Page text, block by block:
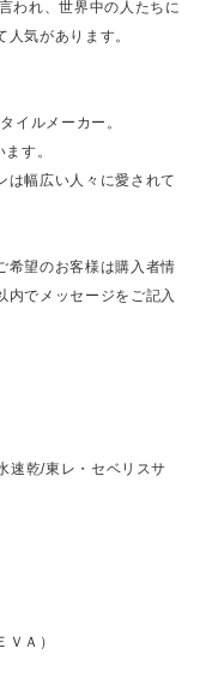
われ、世界中の人たちに
気があります。
イルメーカー。
す。
は幅広い人々に愛されて
希望のお客様は購入者情
内でメッセージをご記入
速乾/東レ・セベリスサ
Ａ）